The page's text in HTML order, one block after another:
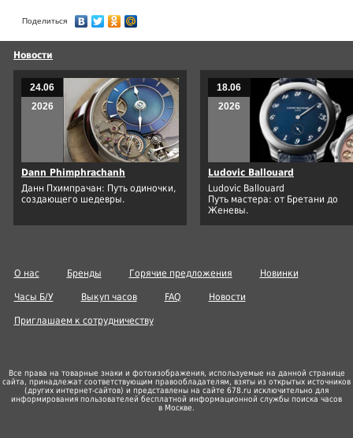
Поделиться
Новости
24.06
2026
Dann Phimphrachanh
Данн Пхимпрачан: Путь одиночки,
создающего шедевры.
18.06
2026
Ludovic Ballouard
Ludovic Ballouard
Путь мастера: от Бретани до
Женевы.
О нас Бренды Горячие предложения Новинки
Часы Б/У Выкуп часов FAQ Новости
Приглашаем к сотрудничеству
Все права на товарные знаки и фотоизображения, используемые на данной странице
сайта, принадлежат соответствующим правообладателям, взяты из открытых источников
(других интернет-сайтов) и представлены на сайте 678.ru исключительно для
информирования пользователей бесплатной информационной службы поиска часов
в Москве.